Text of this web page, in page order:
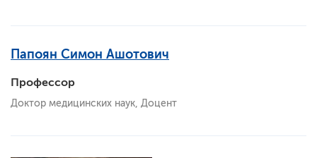
Папоян Симон Ашотович
Профессор
Доктор медицинских наук, Доцент